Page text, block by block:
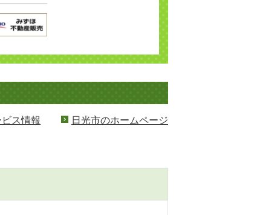
ス情報 日光市のホームページ